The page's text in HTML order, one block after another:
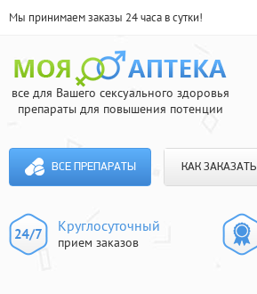
Мы принимаем заказы 24 часа в сутки!
все для Вашего сексуального здоровья
препараты для повышения потенции
ВСЕ ПРЕПАРАТЫ КАК ЗАКАЗАТЬ
Круглосуточный
прием заказов